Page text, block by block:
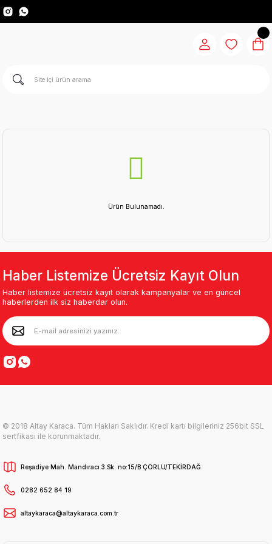
Ürün Bulunamadı.
Haber Listemize Ücretsiz Kayıt Olun
Haber listemize ücretsiz kayıt olarak kampanyalar ve en güncel
haberlerden ilk siz haberdar olun.
© 2018 Altay Karaca. Tüm Hakları Saklıdır. Kredi kartı bilgileriniz 256bit SSL
sertfikası ile korunmaktadır.
Reşadiye Mah. Mandıracı 3.Sk. no:15/B ÇORLU/TEKİRDAĞ
0282 652 84 19
altaykaraca@altaykaraca.com.tr